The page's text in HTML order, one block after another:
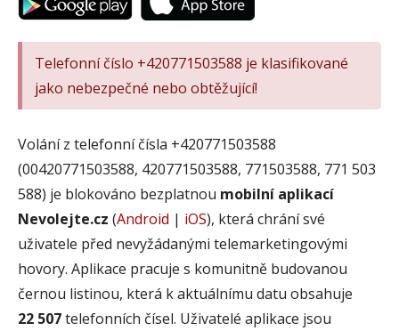
Telefonní číslo +420771503588 je klasifikované
jako nebezpečné nebo obtěžující!
Volání z telefonní čísla +420771503588
(00420771503588, 420771503588, 771503588, 771 503
588) je blokováno bezplatnou mobilní aplikací
Nevolejte.cz (Android | iOS), která chrání své
uživatele před nevyžádanými telemarketingovými
hovory. Aplikace pracuje s komunitně budovanou
černou listinou, která k aktuálnímu datu obsahuje
22 507telefonních čísel. Uživatelé aplikace jsou